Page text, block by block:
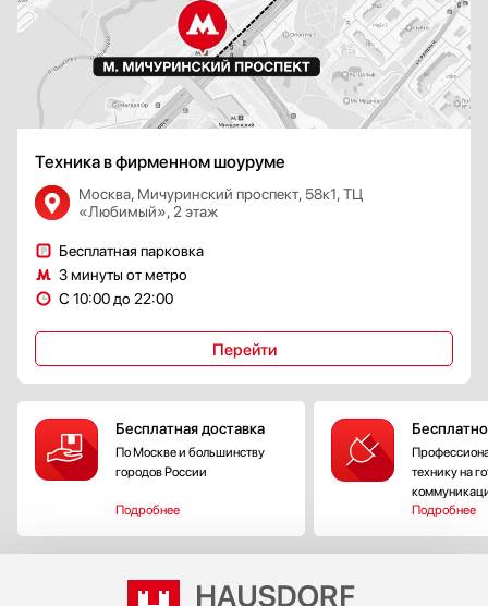
Техника в фирменном шоуруме
Москва, Мичуринский проспект, 58к1, ТЦ
«Любимый», 2 этаж
Бесплатная парковка
3 минуты от метро
С 10:00 до 22:00
Перейти
Бесплатная доставка
По Москве и большинству
городов России
Подробнее
технику на
Подробнее